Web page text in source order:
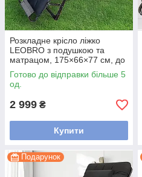
Розкладне крісло ліжко
LEOBRO з подушкою та
матрацом, 175×66×77 см, до
150 кг, Striped
Готово до відправки більше 5
од.
2 999 ₴
Купити
Подарунок